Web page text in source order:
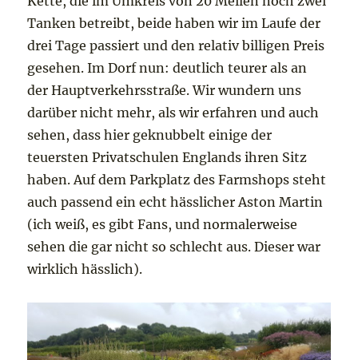
Tanken betreibt, beide haben wir im Laufe der
drei Tage passiert und den relativ billigen Preis
gesehen. Im Dorf nun: deutlich teurer als an
der Hauptverkehrsstraße. Wir wundern uns
darüber nicht mehr, als wir erfahren und auch
sehen, dass hier geknubbelt einige der
teuersten Privatschulen Englands ihren Sitz
haben. Auf dem Parkplatz des Farmshops steht
auch passend ein echt hässlicher Aston Martin
(ich weiß, es gibt Fans, und normalerweise
sehen die gar nicht so schlecht aus. Dieser war
wirklich hässlich).